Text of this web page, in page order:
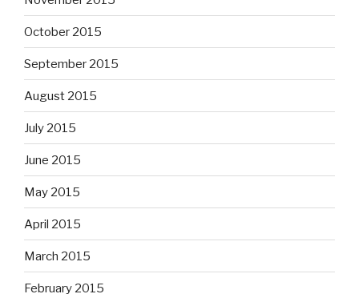
October 2015
September 2015
August 2015
July 2015
June 2015
May 2015
April 2015
March 2015
February 2015